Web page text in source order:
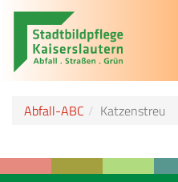
Abfall-ABC Katzenstreu